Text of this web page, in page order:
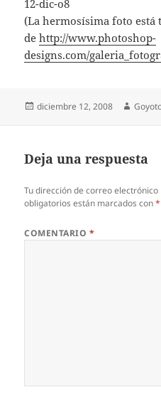
12-dic-o8
(La hermosísima foto está
dehttp://www.photoshop-
designs.com/
Publicado
diciembre 12, 2008 Autor
Deja una respuesta
Tu dirección de correo
obligatorios están marcados con*
COMENTARIO *